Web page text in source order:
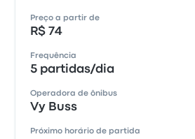
Preço a partir de
R$ 74
Frequência
5 partidas/dia
Operadora de ônibus
Vy Buss
Próximo horário de partida